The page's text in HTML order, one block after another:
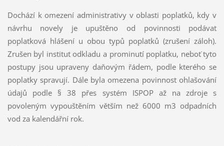
Dochází k omezení administrativy v oblasti poplatků, kdy v
návrhu novely je upuštěno od povinnosti podávat
poplatková hlášení u obou typů poplatků (zrušení záloh).
Zrušen byl institut odkladu a prominutí poplatku, neboť tyto
postupy jsou upraveny daňovým řádem, podle kterého se
poplatky spravují. Dále byla omezena povinnost ohlašování
údajů podle § 38 přes systém ISPOP až na zdroje s
povoleným vypouštěním větším než 6000 m3 odpadních
vod za kalendářní rok.